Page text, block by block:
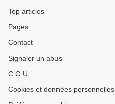
Top articles
Pages
Contact
Signaler un abus
C.G.U.
Cookies et données personnelles